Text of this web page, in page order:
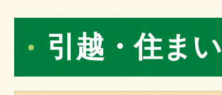
引越・住まい